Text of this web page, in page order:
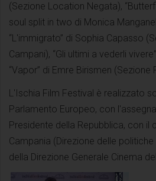
(Sezione Location Negata),
soul split in two di Monica
“L'immigrato” di Sophia Capasso
Campani), “Gli ultimi a vederli
“Vapor” di Emre Birismen (Sezione
L'Ischia Film Festival è realizzato
Parlamento Europeo, con
Presidente della Repubblica, con il
Campania (Direzione delle
della Direzione Generale Cinema